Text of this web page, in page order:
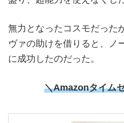
無力となったコスモだった
ヴァの助けを借りると、ノ
に成功したのだった。
＼Amazonタイム